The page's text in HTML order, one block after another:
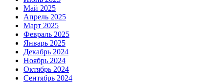
Май 2025
Апрель 2025
Март 2025
Февраль 2025
Январь 2025
Декабрь 2024
Ноябрь 2024
Октябрь 2024
Сентябрь 2024